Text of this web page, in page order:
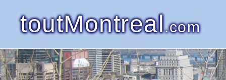
toutMontreal.com